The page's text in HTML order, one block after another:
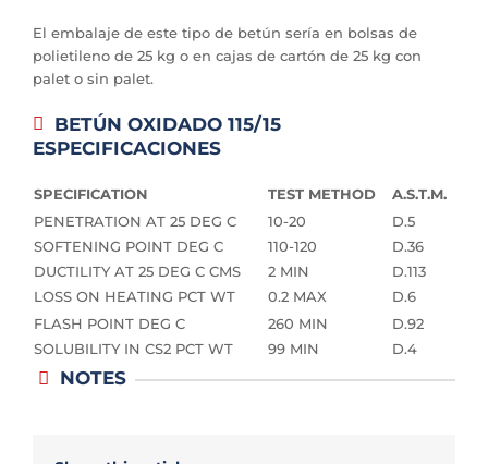
El embalaje de este tipo de betún sería en bolsas de
polietileno de 25 kg o en cajas de cartón de 25 kg con
palet o sin palet.
BETÚN OXIDADO 115/15
ESPECIFICACIONES
SPECIFICATION TEST METHOD
A.S.T.M.
PENETRATION AT 25 DEG C
10-20
D.5
SOFTENING POINT DEG C
110-120
D.36
DUCTILITY AT 25 DEG C CMS
2 MIN
D.113
LOSS ON HEATING PCT WT
0.2 MAX
D.6
FLASH POINT DEG C
260 MIN
D.92
SOLUBILITY IN CS2 PCT WT
99 MIN D.4
NOTES